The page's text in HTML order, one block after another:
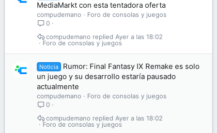
MediaMarkt con esta tentadora oferta
compudemano
Foro de consolas y juegos
0
Foro de consolas y juegos
Ayer a las 18:02
compudemano
Noticia
Rumor: Final Fantasy IX Remake es solo
un juego y su desarrollo estaría pausado
actualmente
compudemano
Foro de consolas y juegos
0
Foro de consolas y juegos
Ayer a las 18:02
compudemano